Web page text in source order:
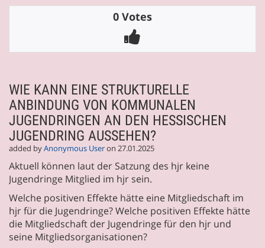
0 Votes
WIE KANN EINE STRUKTURELLE
ANBINDUNG VON KOMMUNALEN
JUGENDRINGEN AN DEN HESSISCHEN
JUGENDRING AUSSEHEN?
added byAnonymous Useron 27.01.2025
Aktuell können laut der Satzung des hjr keine
Jugendringe Mitglied im hjr sein.
Welche positiven Effekte hätte eine Mitgliedschaft im
hjr für die Jugendringe? Welche positiven Effekte hätte
die Mitgliedschaft der Jugendringe für den hjr und
seine Mitgliedsorganisationen?